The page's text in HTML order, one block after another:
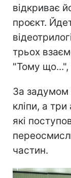
відкриває
проєкт.
трьох
"Тому
За задумом
кліпи, а три
які
частин.